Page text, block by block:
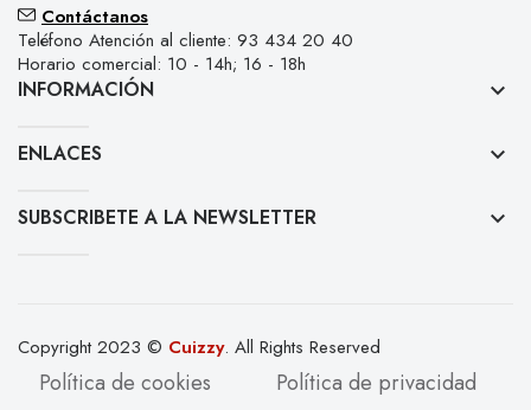
Contáctanos
Teléfono Atención al cliente: 93 434 20 40
Horario comercial: 10 - 14h; 16 - 18h
INFORMACIÓN keyboard_arrow_down
ENLACES keyboard_arrow_down
SUBSCRIBETE A LA NEWSLETTER keyboard_arrow_down
Copyright 2023 © Cuizzy. All Rights Reserved
Política de cookies Política de privacidad